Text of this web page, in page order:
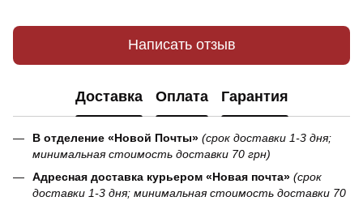
Написать отзыв
Доставка Оплата Гарантия
В отделение «Новой Почты» (срок доставки 1-3 дня;
минимальная стоимость доставки 70 грн)
Адресная доставка курьером «Новая почта» (срок
доставки 1-3 дня; минимальная стоимость доставки 70